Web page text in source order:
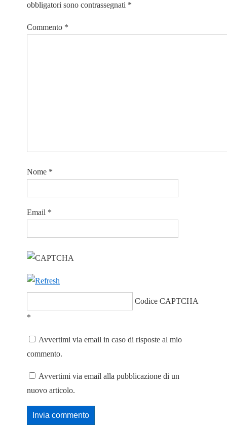
obbligatori sono contrassegnati *
Commento *
Nome *
Email *
Codice CAPTCHA
*
Avvertimi via email in caso di risposte al mio
commento.
Avvertimi via email alla pubblicazione di un
nuovo articolo.